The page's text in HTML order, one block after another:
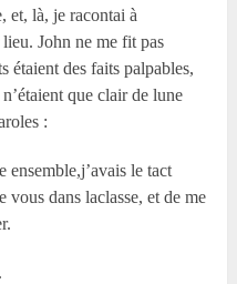
et, là, je racontai à
John ne me fit pas
étaient des faits palpables,
que clair de lune
:
ensemble,j’avais le tact
vous dans laclasse, et de me